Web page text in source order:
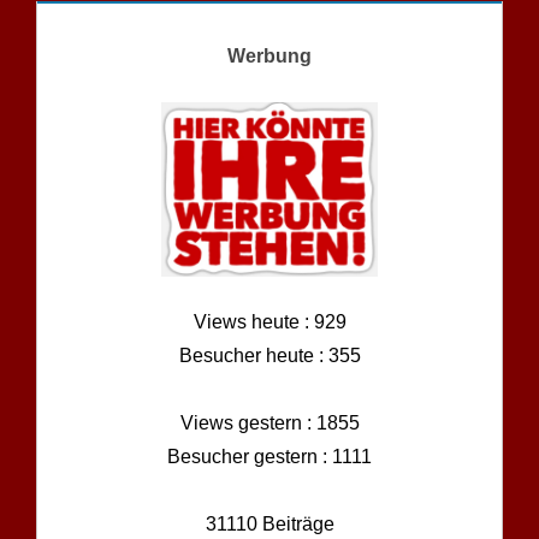
Werbung
Views heute : 929
Besucher heute : 355
Views gestern : 1855
Besucher gestern : 1111
31110 Beiträge